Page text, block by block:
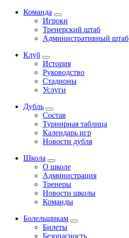
Команда
Игроки
Тренерский штаб
Административный штаб
Клуб
История
Руководство
Стадионы
Услуги
Дубль
Состав
Турнирная таблица
Календарь игр
Новости дубля
Школа
О школе
Администрация
Тренеры
Новости школы
Команды
Болельщикам
Билеты
Безопасность